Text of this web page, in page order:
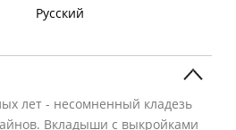
Русский
лет - несомненный кладезь
Вкладыши с выкройками